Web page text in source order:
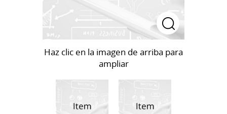
Haz clic en la imagen de arriba para
ampliar